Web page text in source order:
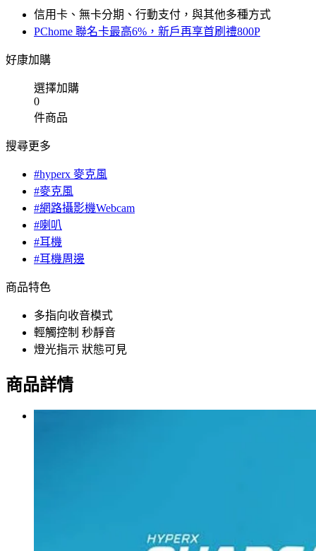
信用卡、無卡分期、行動支付，與其他多種方式
PChome 聯名卡最高6%，新戶再享首刷禮800P
好康加購
選擇加購
0
件商品
搜尋更多
#hyperx 麥克風
#麥克風
#網路攝影機Webcam
#喇叭
#耳機
#耳機周邊
商品特色
多指向收音模式
輕觸控制 秒靜音
燈光指示 狀態可見
商品詳情